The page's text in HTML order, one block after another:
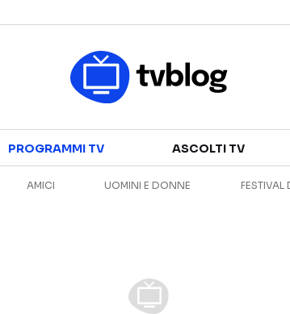
CANALI TV
SERIE TV
PROGRAMMI TV ASCOLTI TV
AMICI UOMINI E DONNE FESTIVAL